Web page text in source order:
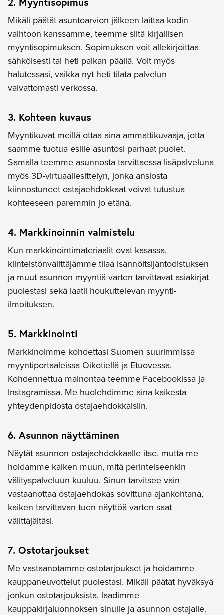
Mikäli päätät asuntoarvion jälkeen laittaa kodin
vaihtoon kanssamme, teemme siitä kirjallisen
myyntisopimuksen. Sopimuksen voit allekirjoittaa
sähköisesti tai heti paikan päällä. Voit myös
halutessasi, vaikka nyt heti tilata palvelun
vaivattomasti verkossa.
3. Kohteen kuvaus
Myyntikuvat meillä ottaa aina ammattikuvaaja, jotta
saamme tuotua esille asuntosi parhaat puolet.
Samalla teemme asunnosta tarvittaessa lisäpalveluna
myös 3D-virtuaaliesittelyn, jonka ansiosta
kiinnostuneet ostajaehdokkaat voivat tutustua
kohteeseen paremmin jo etänä.
4. Markkinoinnin valmistelu
Kun markkinointimateriaalit ovat kasassa,
kiinteistönvälittäjämme tilaa isännöitsijäntodistuksen
ja muut asunnon myyntiä varten tarvittavat asiakirjat
puolestasi sekä laatii houkuttelevan myynti-
ilmoituksen.
5. Markkinointi
Markkinoimme kohdettasi Suomen suurimmissa
myyntiportaaleissa Oikotiellä ja Etuovessa.
Kohdennettua mainontaa teemme Facebookissa ja
Instagramissa. Me huolehdimme aina kaikesta
yhteydenpidosta ostajaehdokkaisiin.
6. Asunnon näyttäminen
Näytät asunnon ostajaehdokkaalle itse, mutta me
hoidamme kaiken muun, mitä perinteiseenkin
välityspalveluun kuuluu. Sinun tarvitsee vain
vastaanottaa ostajaehdokas sovittuna ajankohtana,
kaiken tarvittavan tuen näyttöä varten saat
välittäjältäsi.
7. Ostotarjoukset
Me vastaanotamme ostotarjoukset ja hoidamme
kauppaneuvottelut puolestasi. Mikäli päätät hyväksyä
jonkun ostotarjouksista, laadimme
kauppakirjaluonnoksen sinulle ja asunnon ostajalle.